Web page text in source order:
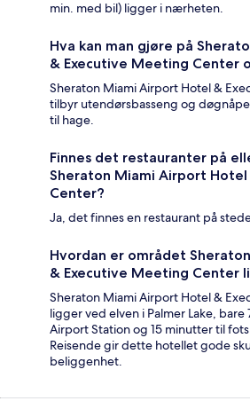
min. med bil) ligger i nærheten.
Hva kan man gjøre på
& Executive Meeting Center
Sheraton Miami Airport Hotel &
tilbyr utendørsbasseng og
til hage.
Finnes det restauranter på
Sheraton Miami Airport
Center?
Ja, det finnes en restaurant på
Hvordan er området
& Executive Meeting Center
Sheraton Miami Airport Hotel &
ligger ved elven i Palmer Lake,
Airport Station og 15 minutter til
Reisende gir dette hotellet gode
beliggenhet.